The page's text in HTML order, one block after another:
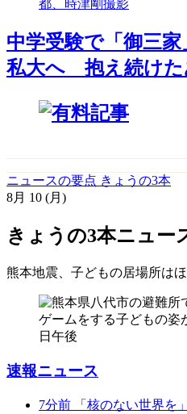
中学受験で「御三
私大へ 抱え続けた
ニュースの要点 きょうの3本
8月 10 (月)
きょうの3本ニュー
熊本地震、子どもの居場所は
速報ニュース
7分前
「核のない世界